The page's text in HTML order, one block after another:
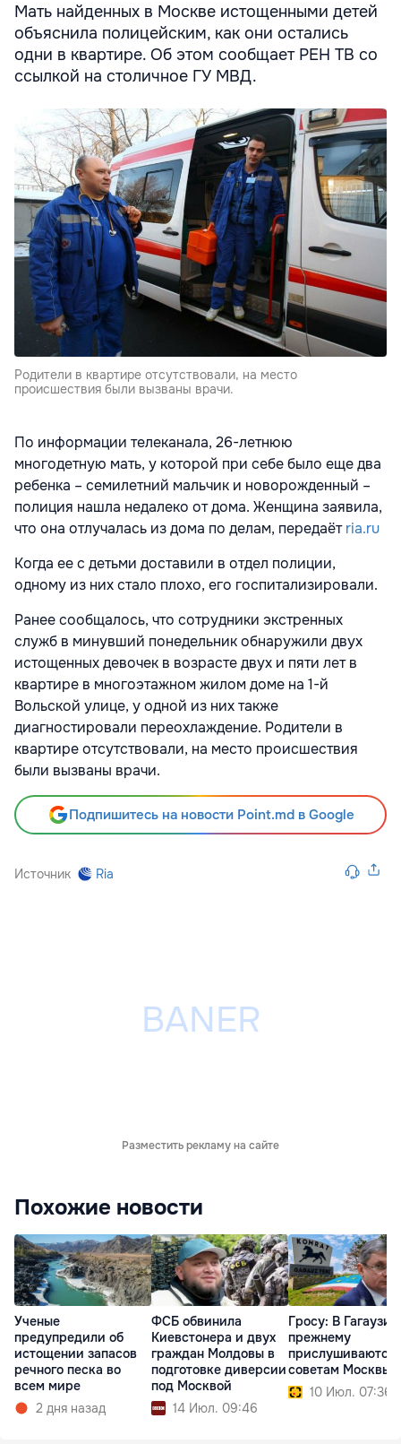
Мать найденных в Москве истощенными детей
объяснила полицейским, как они остались
одни в квартире. Об этом сообщает РЕН ТВ со
ссылкой на столичное ГУ МВД.
Родители в квартире отсутствовали, на место
происшествия были вызваны врачи.
По информации телеканала, 26-летнюю
многодетную мать, у которой при себе было еще два
ребенка – семилетний мальчик и новорожденный –
полиция нашла недалеко от дома. Женщина заявила,
что она отлучалась из дома по делам, передаётria.ru
Когда ее с детьми доставили в отдел полиции,
одному из них стало плохо, его госпитализировали.
Ранее сообщалось, что сотрудники экстренных
служб в минувший понедельник обнаружили двух
истощенных девочек в возрасте двух и пяти лет в
квартире в многоэтажном жилом доме на 1-й
Вольской улице, у одной из них также
диагностировали переохлаждение. Родители в
квартире отсутствовали, на место происшествия
были вызваны врачи.
Подпишитесь на новости Point.md в Google
Источник Ria
Разместить рекламу на сайте
Похожие новости
Ученые
предупредили об
истощении запасов
речного песка во
всем мире
2 дня назад
ФСБ обвинила
Киевстонера и двух
граждан Молдовы в
подготовке диверсии
под Москвой
14 Июл. 09:46
Гросу: В
прежнему
прислушиваются
советам Москвы
10 Июл. 07:36